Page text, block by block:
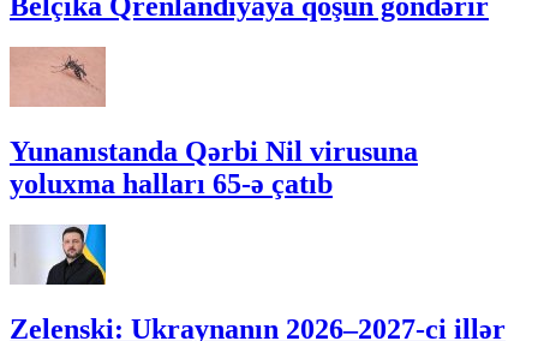
Belçika Qrenlandiyaya qoşun göndərir
Yunanıstanda Qərbi Nil virusuna
yoluxma halları 65-ə çatıb
Zelenski: Ukraynanın 2026–2027-ci illər